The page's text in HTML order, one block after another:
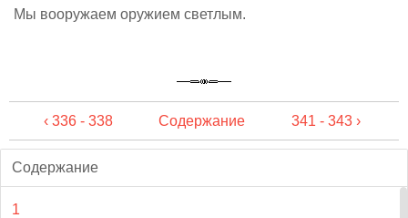
Мы вооружаем оружием светлым.
‹ 336 - 338 Содержание 341 - 343 ›
Содержание
1